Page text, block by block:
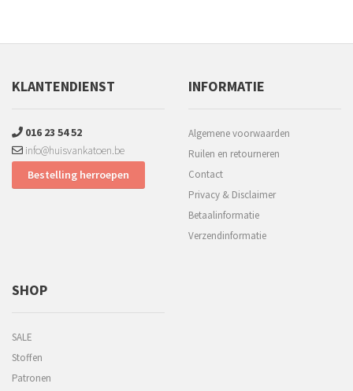
KLANTENDIENST
016 23 54 52
info@huisvankatoen.be
Bestelling herroepen
INFORMATIE
Algemene voorwaarden
Ruilen en retourneren
Contact
Privacy & Disclaimer
Betaalinformatie
Verzendinformatie
SHOP
SALE
Stoffen
Patronen